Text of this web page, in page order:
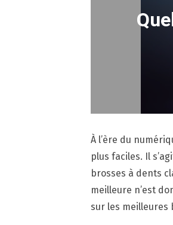
À l’ère du
plus faciles. Il
brosses à dents
meilleure n’est
sur les meilleures